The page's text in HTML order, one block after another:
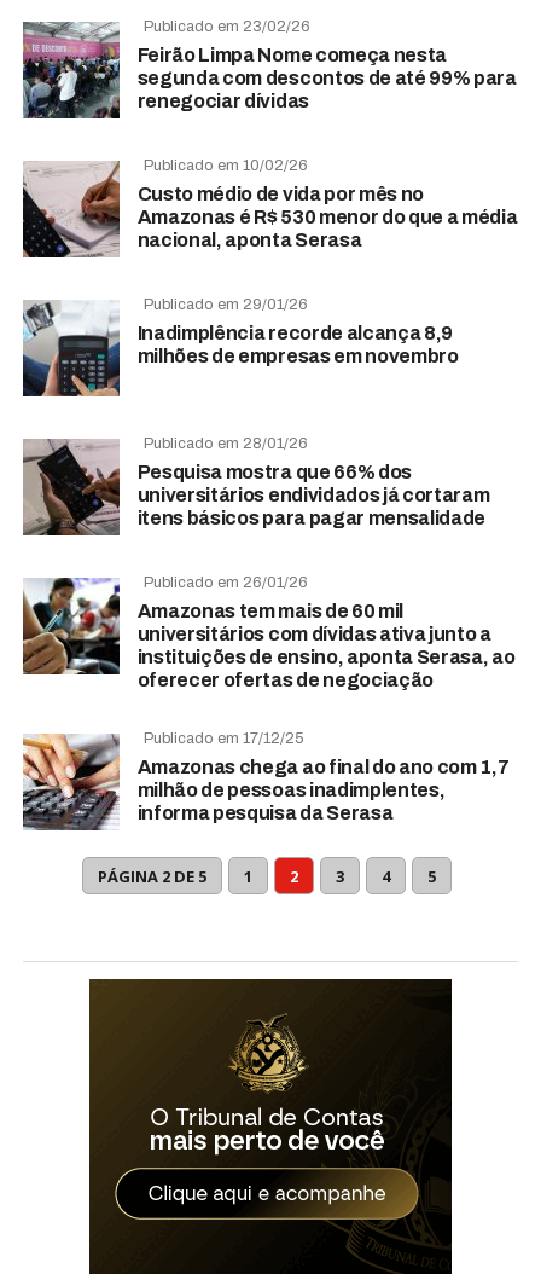
Publicado em 23/02/26
Feirão Limpa Nome começa nesta
segunda com descontos de até 99% para
renegociar dívidas
Publicado em 10/02/26
Custo médio de vida por mês no
Amazonas é R$ 530 menor do que a média
nacional, aponta Serasa
Publicado em 29/01/26
Inadimplência recorde alcança 8,9
milhões de empresas em novembro
Publicado em 28/01/26
Pesquisa mostra que 66% dos
universitários endividados já cortaram
itens básicos para pagar mensalidade
Publicado em 26/01/26
Amazonas tem mais de 60 mil
universitários com dívidas ativa junto a
instituições de ensino, aponta Serasa, ao
oferecer ofertas de negociação
Publicado em 17/12/25
Amazonas chega ao final do ano com 1,7
milhão de pessoas inadimplentes,
informa pesquisa da Serasa
PÁGINA 2 DE 5 1 2 3 4 5